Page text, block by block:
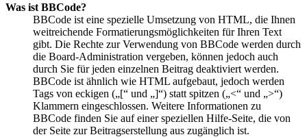
Was ist BBCode?
BBCode ist eine spezielle Umsetzung von HTML, die Ihnen
weitreichende Formatierungsmöglichkeiten für Ihren Text
gibt. Die Rechte zur Verwendung von BBCode werden durch
die Board-Administration vergeben, können jedoch auch
durch Sie für jeden einzelnen Beitrag deaktiviert werden.
BBCode ist ähnlich wie HTML aufgebaut, jedoch werden
Tags von eckigen („[“ und „]“) statt spitzen („<“ und „>“)
Klammern eingeschlossen. Weitere Informationen zu
BBCode finden Sie auf einer speziellen Hilfe-Seite, die von
der Seite zur Beitragserstellung aus zugänglich ist.